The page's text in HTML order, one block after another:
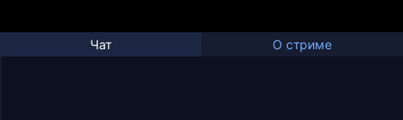
Чат О стриме